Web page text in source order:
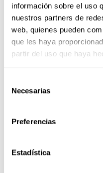
información sobre el uso
nuestros partners de
web, quienes pueden
que les haya
partir del uso que haya
Necesarias
Preferencias
Estadística